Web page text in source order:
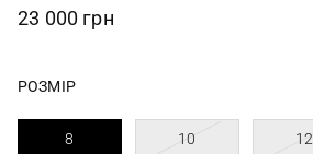
23 000 грн
РОЗМІР
8 10 12